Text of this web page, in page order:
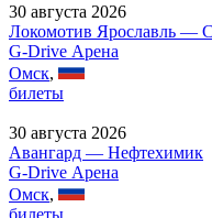
30 августа 2026
Локомотив Ярославль —
G-Drive Арена
Омск,
билеты
30 августа 2026
Авангард — Нефтехимик
G-Drive Арена
Омск,
билеты